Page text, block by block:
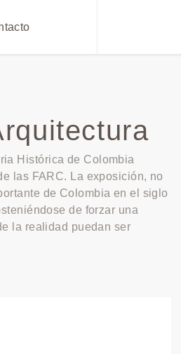
Histórica de Colombia
las FARC. La exposición, no
de Colombia en el siglo
de forzar una
la realidad puedan ser